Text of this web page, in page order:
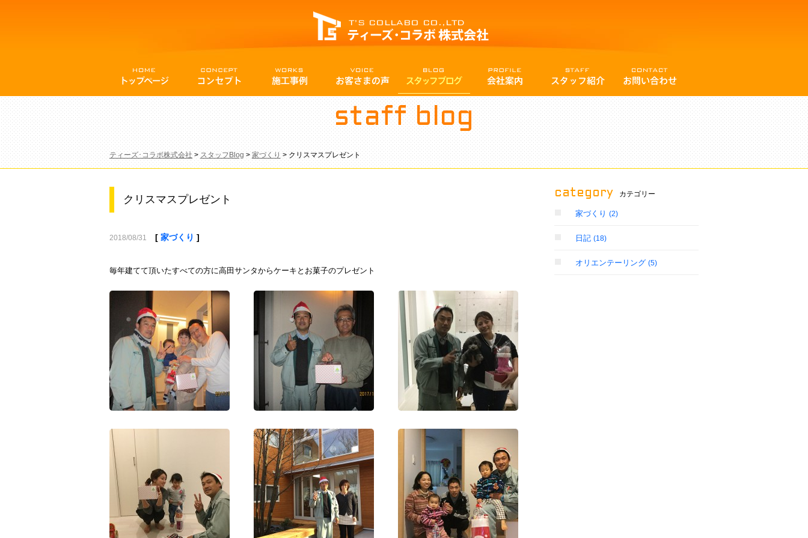
staff blog
ティーズ･コラボ株式会社>スタッフBlog>家づくり>クリスマスプレゼント
クリスマスプレゼント
2018/08/31 [ 家づくり ]
毎年建てて頂いたすべての方に高田サンタからケーキとお菓子のプレゼント
category カテゴリー
家づくり (2)
日記 (18)
オリエンテーリング (5)